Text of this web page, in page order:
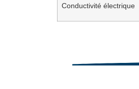
Conductivité électrique